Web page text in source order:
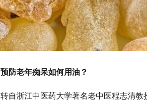
预防老年痴呆如何用油？
转自浙江中医药大学著名老中医程志清